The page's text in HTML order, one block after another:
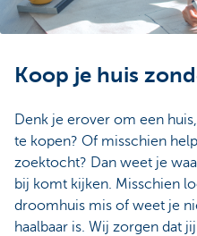
Koop je huis
Denk je erover om een
te kopen? Of misschien
zoektocht? Dan weet je
bij komt kijken. Misschien
droomhuis mis of weet je
haalbaar is. Wij zorgen dat jij